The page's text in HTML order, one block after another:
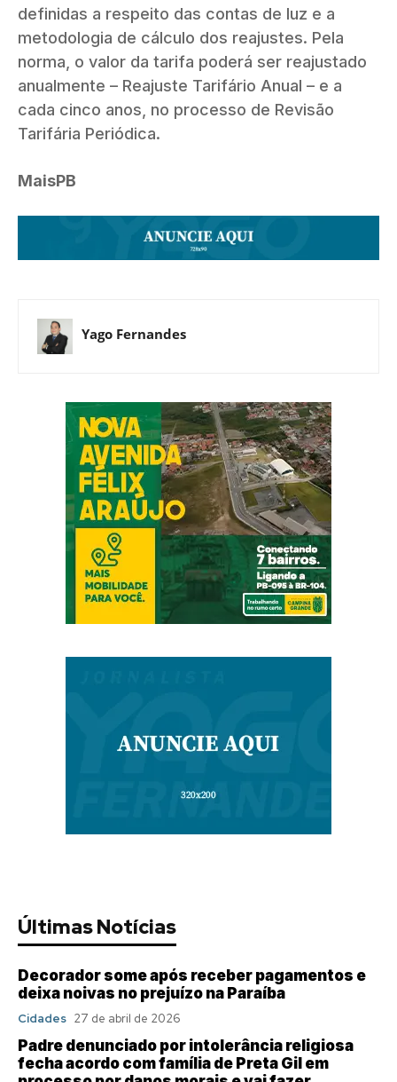
definidas a respeito das contas de luz e a
metodologia de cálculo dos reajustes. Pela
norma, o valor da tarifa poderá ser reajustado
anualmente – Reajuste Tarifário Anual – e a
cada cinco anos, no processo de Revisão
Tarifária Periódica.
MaisPB
Yago Fernandes
Últimas Notícias
Decorador some após receber pagamentos e
deixa noivas no prejuízo na Paraíba
Cidades 27 de abril de 2026
Padre denunciado por intolerância religiosa
fecha acordo com família de Preta Gil em